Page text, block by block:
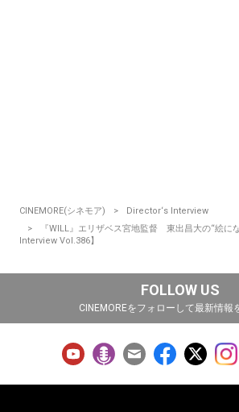
CINEMORE(シネモア)
Director‘s Interview
『WILL』エリザベス宮地監督 東出昌大の“絵
Interview Vol.386】
FOLLOW US
CINEMOREをフォローして最新情報